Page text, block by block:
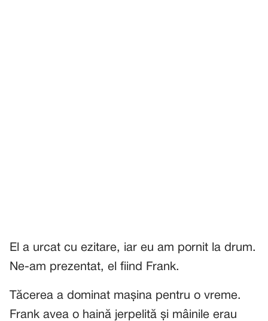
El a urcat cu ezitare, iar eu am pornit la drum.
Ne-am prezentat, el fiind Frank.
Tăcerea a dominat mașina pentru o vreme.
Frank avea o haină jerpelită și mâinile erau